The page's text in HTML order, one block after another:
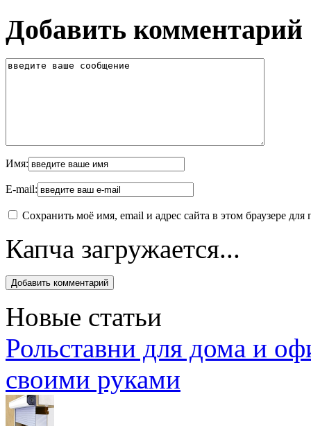
Добавить комментарий
Имя:
E-mail:
Сохранить моё имя, email и адрес сайта в этом браузере
Капча загружается...
Новые статьи
Рольставни для дома и
своими руками